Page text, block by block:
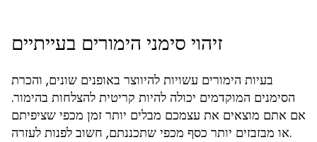
זיהוי סימני הימורים בעייתיים
בעיות הימורים עשויות להיווצר באופנים שונים, והכרת
הסימנים המוקדמים יכולה להיות קריטית להצלחות בהימור.
אם אתם מוצאים את עצמכם מבלים יותר זמן מכפי שציפיתם
או מבזבזים יותר כסף מכפי שתכננתם, חשוב לפנות לעזרה.